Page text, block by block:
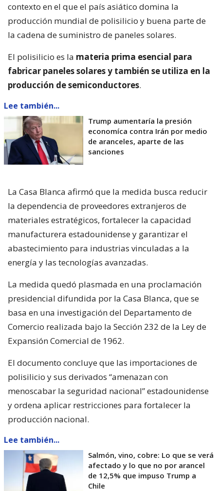
contexto en el que el país asiático domina la
producción mundial de polisilicio y buena parte de
la cadena de suministro de paneles solares.
El polisilicio es la materia prima esencial para
fabricar paneles solares y también se utiliza en la
producción de semiconductores.
Lee también...
Trump aumentaría la presión
economíca contra Irán por medio
de aranceles, aparte de las
sanciones
La Casa Blanca afirmó que la medida busca reducir
la dependencia de proveedores extranjeros de
materiales estratégicos, fortalecer la capacidad
manufacturera estadounidense y garantizar el
abastecimiento para industrias vinculadas a la
energía y las tecnologías avanzadas.
La medida quedó plasmada en una proclamación
presidencial difundida por la Casa Blanca, que se
basa en una investigación del Departamento de
Comercio realizada bajo la Sección 232 de la Ley de
Expansión Comercial de 1962.
El documento concluye que las importaciones de
polisilicio y sus derivados “amenazan con
menoscabar la seguridad nacional” estadounidense
y ordena aplicar restricciones para fortalecer la
producción nacional.
Lee también...
Salmón, vino, cobre: Lo que se verá
afectado y lo que no por arancel
de 12,5% que impuso Trump a
Chile